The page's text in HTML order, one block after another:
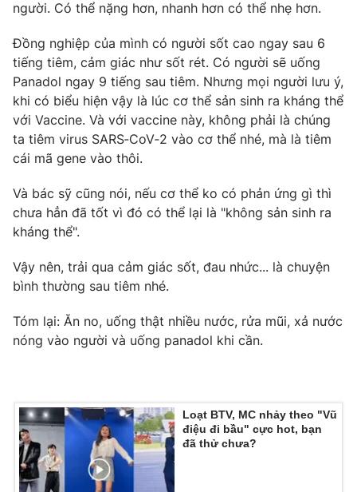
người. Có thể nặng hơn, nhanh hơn có thể nhẹ hơn.
Đồng nghiệp của mình có người sốt cao ngay sau 6
tiếng tiêm, cảm giác như sốt rét. Có người sẽ uống
Panadol ngay 9 tiếng sau tiêm. Nhưng mọi người lưu ý,
khi có biểu hiện vậy là lúc cơ thể sản sinh ra kháng thể
với Vaccine. Và với vaccine này, không phải là chúng
ta tiêm virus SARS‑CoV‑2 vào cơ thể nhé, mà là tiêm
cái mã gene vào thôi.
Và bác sỹ cũng nói, nếu cơ thể ko có phản ứng gì thì
chưa hẳn đã tốt vì đó có thể lại là "không sản sinh ra
kháng thể".
Vậy nên, trải qua cảm giác sốt, đau nhức... là chuyện
bình thường sau tiêm nhé.
Tóm lại: Ăn no, uống thật nhiều nước, rửa mũi, xả nước
nóng vào người và uống panadol khi cần.
Loạt BTV, MC nhảy theo "Vũ
điệu đi bầu" cực hot, bạn
đã thử chưa?